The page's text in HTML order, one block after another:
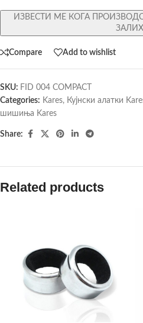
ИЗВЕСТИ МЕ КОГА
Compare Add to wishlist
SKU: FID 004 COMPACT
Categories: Kares, Кујнски алатки
шишиња Kares
Share:
Related products